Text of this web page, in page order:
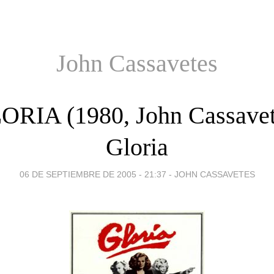
John Cassavetes
(1980, John
Gloria
06 DE SEPTIEMBRE DE 2005 - 21:37 - JOHN CASSAVETES